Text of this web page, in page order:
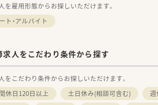
を雇用形態からお探しいただけます。
ト・アルバイト
求人をこだわり条件から探す
をこだわり条件からお探しいただけます。
休日120日以上 土日休み(相談可含む) 週